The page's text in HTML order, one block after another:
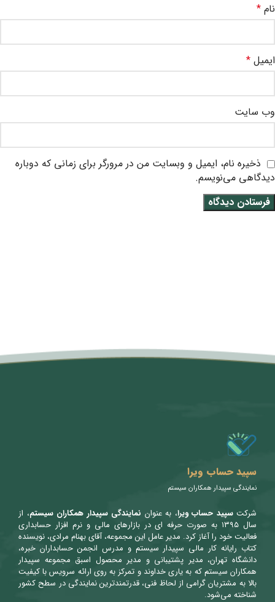
نام *
ایمیل *
وب‌ سایت
ذخیره نام، ایمیل و وبسایت من در مرورگر برای زمانی که دوباره
دیدگاهی می‌نویسم.
متن سربرگ خود را وارد کنید
سپید حساب ویرا
نمایندگی سپیدار همکاران سیستم
شرکتسپید حساب ویرا، به عنوان نمایندگی سپیدار همکاران سیستم، از
سال ۱۳۹۵ به صورت حرفه ای در بازارهای مالی و نرم افزار حسابداری
فعالیت خود را آغاز کرد. مدیر عامل این مجموعه، آقای بهنام مرادی، نویسنده
کتاب رایانه کار مالی سپیدار سیستم و مدرس انجمن حسابداران خبره،
دانشگاه تهران، مدیر پشتیبانی و مدیر محصول اسبق مجموعه سپیدار
همکاران سیستم که به یاری خداوند و تمرکز به روی ارائه سرویس با کیفیت
بالا به مشتریان گرامی از لحاظ فنی، قدرتمندترین نمایندگی در سطح کشور
شناخته می‌شود.